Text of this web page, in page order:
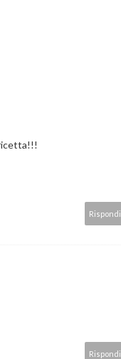
Rispondi
Rispondi